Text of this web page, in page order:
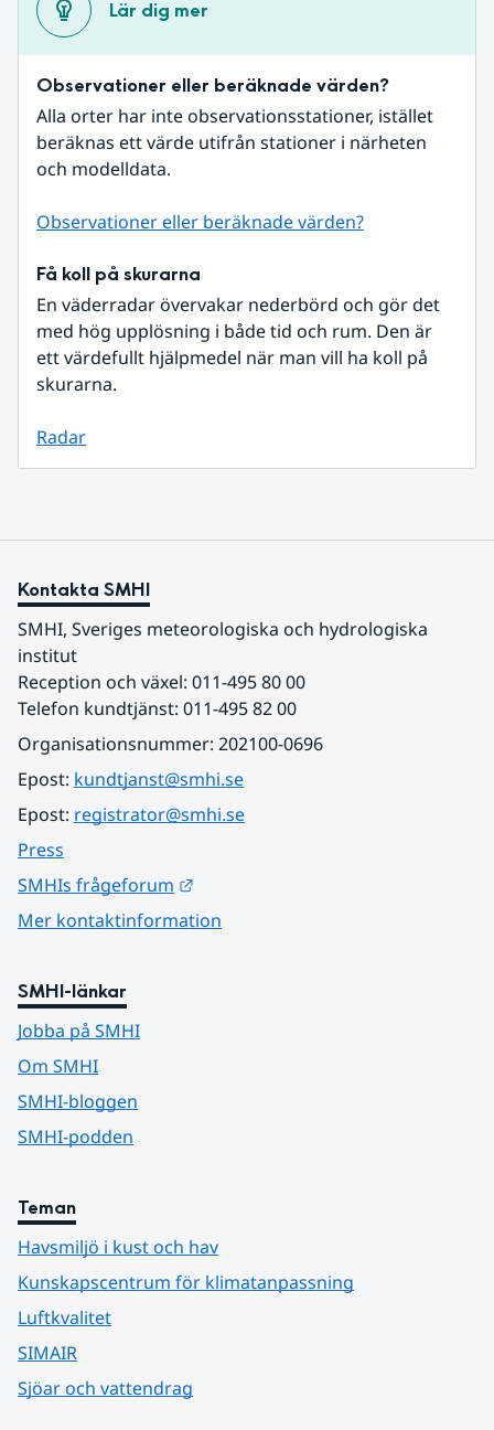
Lär dig mer
Observationer eller beräknade värden?
Alla orter har inte observationsstationer, istället
beräknas ett värde utifrån stationer i närheten
och modelldata.
Observationer eller beräknade värden?
Få koll på skurarna
En väderradar övervakar nederbörd och gör det
med hög upplösning i både tid och rum. Den är
ett värdefullt hjälpmedel när man vill ha koll på
skurarna.
Radar
Kontakta SMHI
SMHI, Sveriges meteorologiska och hydrologiska
institut
Reception och växel: 011-495 80 00
Telefon kundtjänst: 011-495 82 00
Organisationsnummer: 202100-0696
Epost: kundtjanst@smhi.se
Epost: registrator@smhi.se
Press
SMHIs frågeforum
Mer kontaktinformation
SMHI-länkar
Jobba på SMHI
Om SMHI
SMHI-bloggen
SMHI-podden
Teman
Havsmiljö i kust och hav
Kunskapscentrum för klimatanpassning
Luftkvalitet
SIMAIR
Sjöar och vattendrag